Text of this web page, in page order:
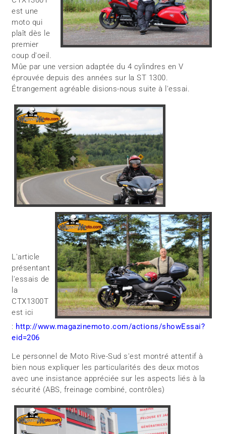
est une
moto qui
plaît dès le
premier
coup d'oeil.
Mûe par une version adaptée du 4 cylindres en V
éprouvée depuis des années sur la ST 1300.
Étrangement agréable disions-nous suite à l'essai.
L'article
présentant
l'essais de
la
CTX1300T
est ici
: http://www.magazinemoto.com/actions/showEssai?
eid=206
Le personnel de Moto Rive-Sud s'est montré attentif à
bien nous expliquer les particularités des deux motos
avec une insistance appréciée sur les aspects liés à la
sécurité (ABS, freinage combiné, contrôles)